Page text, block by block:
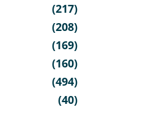
(217)
(208)
(169)
(160)
(494)
(40)